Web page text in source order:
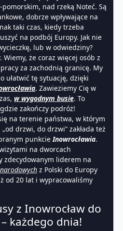
nad rzeką Noteć. Są
dobrze wpływające na
taki czas, kiedy trzeba
na podbój Europy. Jak nie
lub w odwiedziny?
że coraz więcej osób z
za zachodnią granicę. My
ułatwić tę sytuację, dzięki
. Zawieziemy Cię w
w wygodnym busie. To
zakończy podróż!
na terenie państwa, w którym
drzwi, do drzwi” zakłada też
punkcie Inowrocławia.
na dworcach
zdecydowanym liderem na
z Polski do Europy
od 20 lat i wypracowaliśmy
z Inowrocław do
każdego dnia!